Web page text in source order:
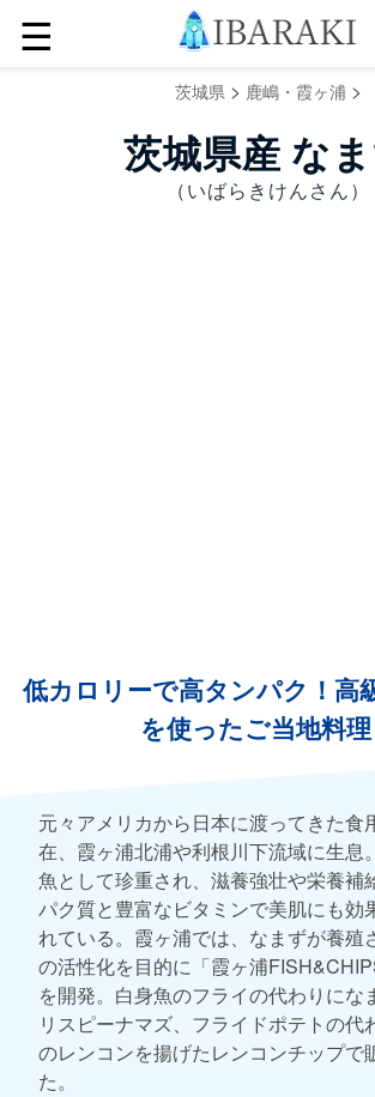
☰
茨城県 > 鹿嶋・霞ヶ浦 >
茨城県産 な
（いばらきけんさん）
低カロリーで高タンパク！高
を使ったご当地料理
元々アメリカから日本に渡ってきた食
在、霞ヶ浦北浦や利根川下流域に生息
魚として珍重され、滋養強壮や栄養補
パク質と豊富なビタミンで美肌にも効
れている。霞ヶ浦では、なまずが養殖
の活性化を目的に「霞ヶ浦
を開発。白身魚のフライの代わりにな
リスピーナマズ、フライドポテトの代
のレンコンを揚げたレンコンチップで
た。